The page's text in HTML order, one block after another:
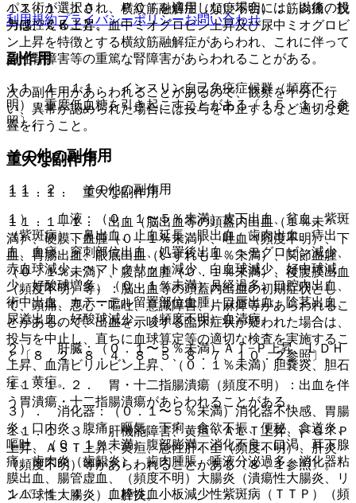
１１．１．１０． 横紋筋融解症（頻度不明）：筋肉痛、脱
力感、ＣＫ上昇、血中ミオグロビン上昇及び尿中ミオグロビ
ン上昇を特徴とする横紋筋融解症があらわれ、これに伴って
急性腎障害等の重篤な腎障害があらわれることがある。
１１．１．１１． インスリン自己免疫症候群（頻度不
明）：重度低血糖を引き起こすことがある〔１５．１．３参
照〕。
その他の副作用
１１．２． その他の副作用
１）． 血液：（０．１〜５％未満）皮下出血、貧血、紫斑
（紫斑病）、鼻出血、止血延長、眼出血、歯肉出血、痔出
血、血痰、穿刺部位出血、処置後出血、ヘモグロビン減少、
赤血球減少、ヘマトクリット減少、白血球減少、好中球減
少、好酸球増多、（０．１％未満）月経過多、口腔内出血、
術中出血、カテーテル留置部位血腫、口唇出血、陰茎出血、
尿道出血、好酸球減少、（頻度不明）血清病。
２）． 肝臓：（０．１〜５％未満）Ａｌ−Ｐ上昇、ＬＤＨ
上昇、血清ビリルビン上昇、（０．１％未満）胆嚢炎、胆石
症、黄疸。
３）． 消化器：（０．１〜５％未満）消化器不快感、胃腸
炎、口内炎、腹痛、嘔気、下痢、食欲不振、便秘、食道炎、
嘔吐、（０．１％未満）腹部膨満、消化不良、口渇、耳下腺
痛、歯肉炎（歯齦炎）、歯肉腫脹、唾液分泌過多、消化器粘
膜出血、腸管虚血、（頻度不明）大腸炎（潰瘍性大腸炎、リ
ンパ球性大腸炎）、膵炎。
パス術が選択され、ＰＣＩを適用しない場合には、以後の投
与は控えること。
副作用
次の副作用があらわれることがあるので、観察を十分に行
い、異常が認められた場合には投与を中止するなど適切な処
置を行うこと。
重大な副作用
１１．１． 重大な副作用
１１．１．１． 出血（脳出血等の頭蓋内出血（１％未
満）、硬膜下血腫（０．１％未満）、吐血（頻度不明）、下
血、胃腸出血、眼底出血（いずれも１％未満）、関節血腫
（０．１％未満）、腹部血腫（０．１％未満）、後腹膜出血
（頻度不明）等）：脳出血等の頭蓋内出血の初期症状とし
て、頭痛、悪心・嘔吐、意識障害、片麻痺等があらわれるこ
とがあるので、出血を示唆する臨床症状が疑われた場合は、
投与を中止し、直ちに血球算定等の適切な検査を実施するこ
と〔８．２、８．４、８．５、８．７、１０．２参照〕。
１１．１．２． 胃・十二指腸潰瘍（頻度不明）：出血を伴
う胃潰瘍・十二指腸潰瘍があらわれることがある。
１１．１．３． 肝機能障害、黄疸：ＡＬＴ上昇、γ−ＧＴＰ
上昇、ＡＳＴ上昇、黄疸、急性肝不全（頻度不明）、肝炎
（頻度不明）等があらわれることがある〔８．１参照〕。
１１．１．４． 血栓性血小板減少性紫斑病（ＴＴＰ）（頻
利用規約プライバシーポリシーお問い合わせ